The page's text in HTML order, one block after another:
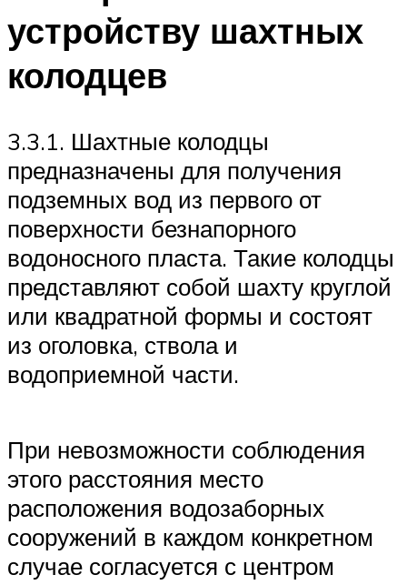
МЕНЮ
устройству шахтных
колодцев
3.3.1. Шахтные колодцы
предназначены для получения
подземных вод из первого от
поверхности безнапорного
водоносного пласта. Такие колодцы
представляют собой шахту круглой
или квадратной формы и состоят
из оголовка, ствола и
водоприемной части.
При невозможности соблюдения
этого расстояния место
расположения водозаборных
сооружений в каждом конкретном
случае согласуется с центром